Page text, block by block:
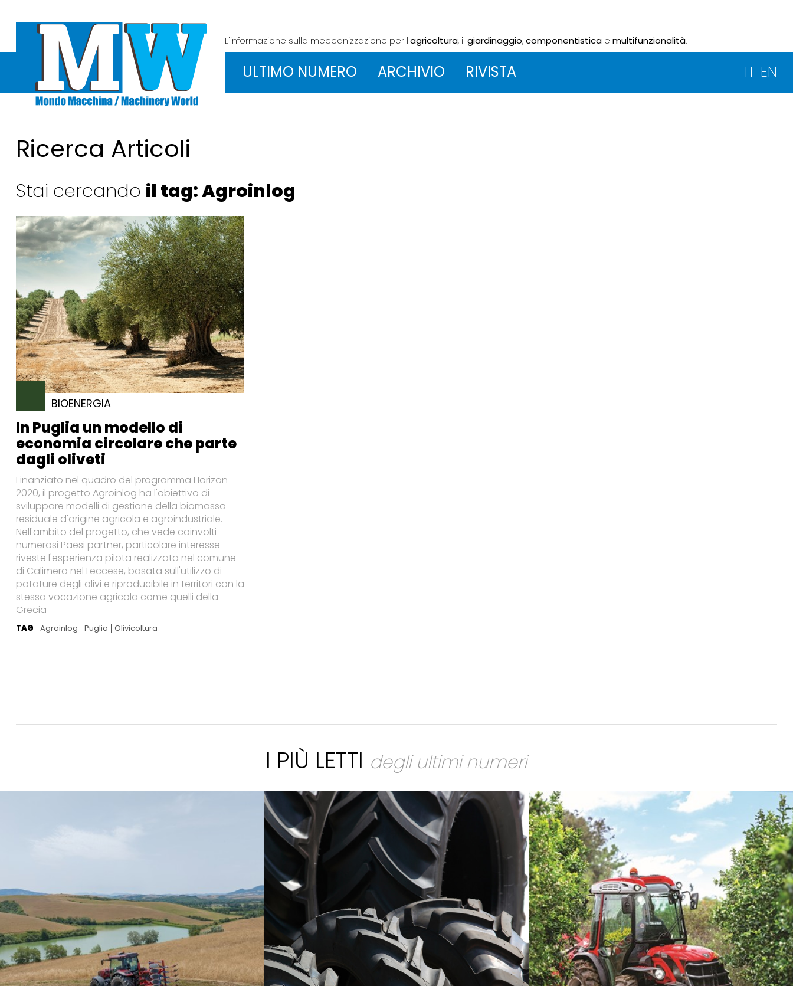
L'informazione sulla meccanizzazione per l'agricoltura, il giardinaggio,componentisticae multifunzionalità.
ULTIMO NUMERO ARCHIVIO RIVISTA IT EN
Ricerca Articoli
Stai cercando il tag: Agroinlog
BIOENERGIA
In Puglia un modello di
economia circolare che parte
dagli oliveti
Finanziato nel quadro del programma Horizon
2020, il progetto Agroinlog ha l'obiettivo di
sviluppare modelli di gestione della biomassa
residuale d'origine agricola e agroindustriale.
Nell'ambito del progetto, che vede coinvolti
numerosi Paesi partner, particolare interesse
riveste l'esperienza pilota realizzata nel comune
di Calimera nel Leccese, basata sull'utilizzo di
potature degli olivi e riproducibile in territori con la
stessa vocazione agricola come quelli della
Grecia
TAG Agroinlog Puglia Olivicoltura
I PIÙ LETTI degli ultimi numeri